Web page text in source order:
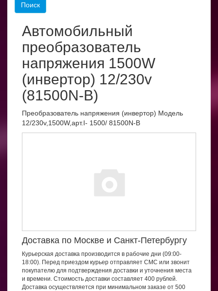
Автомобильный
преобразователь
напряжения 1500W
(инвертор) 12/230v
(81500N-B)
Преобразователь напряжения (инвертор) Модель
12/230v,1500W,арт.I- 1500/ 81500N-B
Доставка по Москве и Санкт-Петербургу
Курьерская доставка производится в рабочие дни (09:00-
18:00). Перед приездом курьер отправляет СМС или звонит
покупателю для подтверждения доставки и уточнения места
и времени. Стоимость доставки составляет 400 рублей.
Доставка осуществляется при минимальном заказе от 500